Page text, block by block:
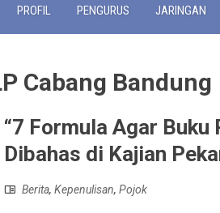
PROFIL PENGURUS JARINGAN
Cabang Bandung
“7 Formula Agar
Dibahas di Kajian
Berita, Kepenulisan, Pojok